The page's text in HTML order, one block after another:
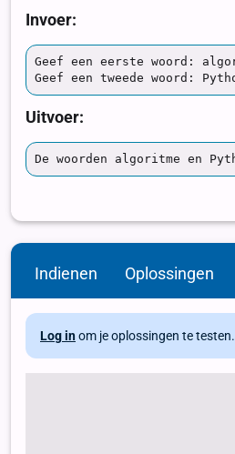
Indienen Oplossingen
Log in om je oplossingen te testen.